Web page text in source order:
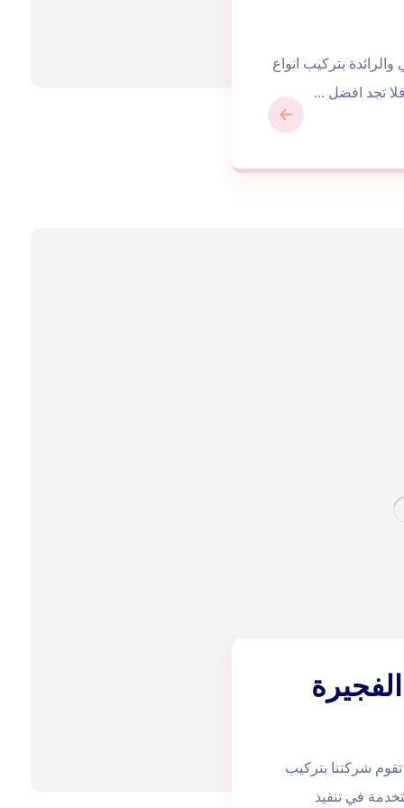
بتركيب انواع
تجد افضل ...
في الفجيرة |0543172044| بلاط تقوم شركتنا بتركيب
في تنفيذ